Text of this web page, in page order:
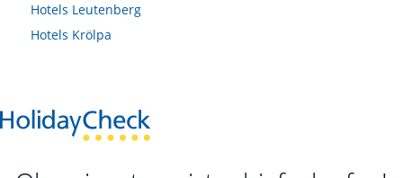
Hotels Leutenberg
Hotels Krölpa